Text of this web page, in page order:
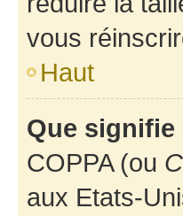
vous
Haut
Que signifie
COPPA (ou
aux Etats-